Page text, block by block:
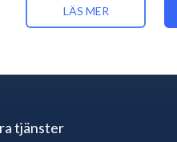
LÄS MER
tjänster